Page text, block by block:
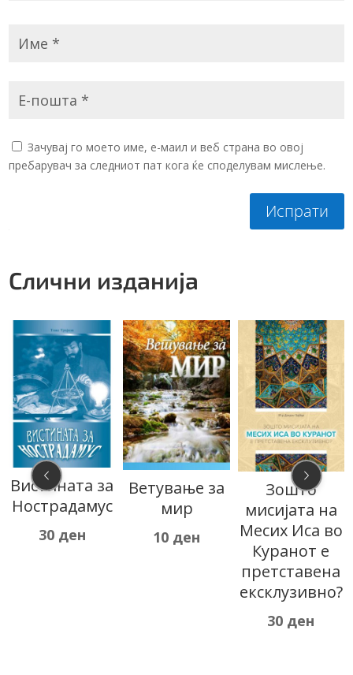
Зачувај го моето име, е-маил и веб страна во овој
пребарувач за следниот пат кога ќе споделувам мислење.
Испрати
Слични изданија
Вистината за
Нострадамус
30 ден
Ветување за
мир
10 ден
Зошто
мисијата на
Месих Иса во
Куранот е
претставена
ексклузивно?
30 ден